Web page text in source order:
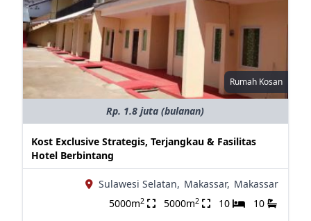
Rumah Kosan
Rp. 1.8 juta (bulanan)
Kost Exclusive Strategis, Terjangkau & Fasilitas
Hotel Berbintang
Sulawesi Selatan, Makassar, Makassar
5000m2 5000m2 10 10